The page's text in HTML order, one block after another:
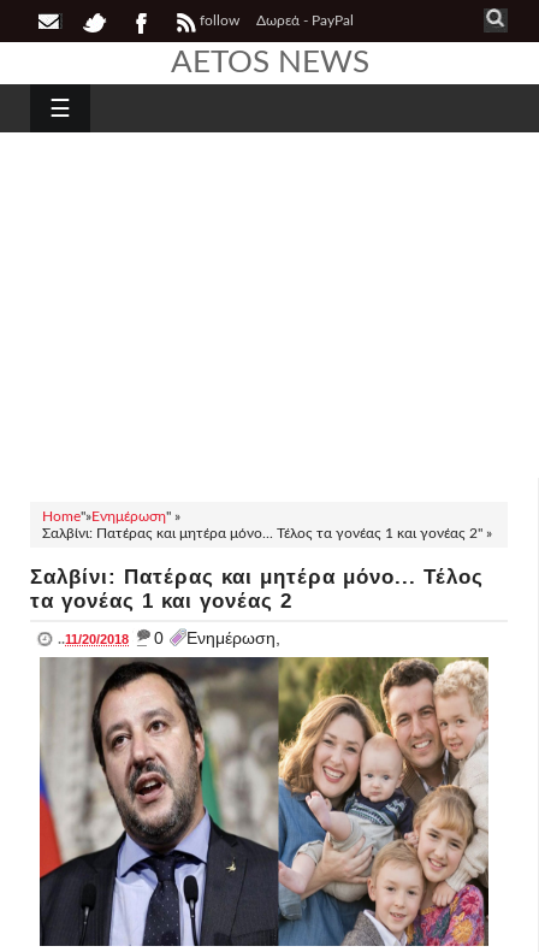
follow Δωρεά - PayPal
AETOS NEWS
☰
Home"»Ενημέρωση" »
Σαλβίνι: Πατέρας και μητέρα μόνο... Τέλος τα γονέας 1 και γονέας 2" »
Σαλβίνι: Πατέρας και μητέρα μόνο... Τέλος
τα γονέας 1 και γονέας 2
..11/20/2018 _ 0 Ενημέρωση,